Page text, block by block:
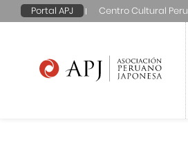
Portal APJ Centro Cultural